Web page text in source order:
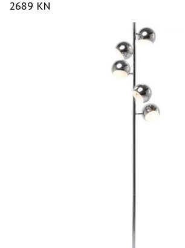
2689 KN